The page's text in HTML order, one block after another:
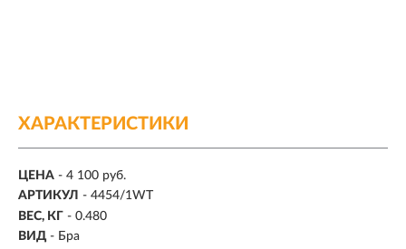
ХАРАКТЕРИСТИКИ
ЦЕНА - 4 100 руб.
АРТИКУЛ - 4454/1WT
ВЕС, КГ - 0.480
ВИД - Бра